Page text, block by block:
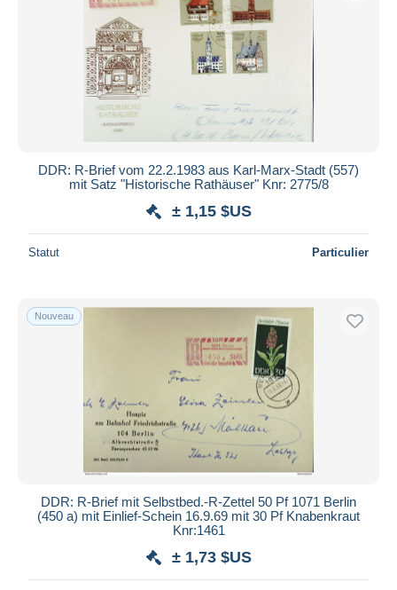
DDR: R-Brief vom 22.2.1983 aus Karl-Marx-Stadt (557)
mit Satz "Historische Rathäuser" Knr: 2775/8
± 1,15 $US
Statut Particulier
Nouveau
DDR: R-Brief mit Selbstbed.-R-Zettel 50 Pf 1071 Berlin
(450 a) mit Einlief-Schein 16.9.69 mit 30 Pf Knabenkraut
Knr:1461
± 1,73 $US